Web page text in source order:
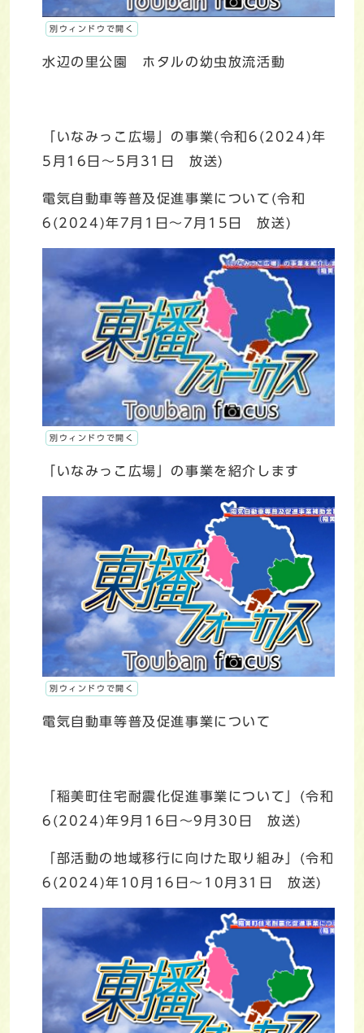
別ウィンドウで開く
水辺の里公園 ホタルの幼虫放流活動
「いなみっこ広場」の事業(令和6(2024)年
5月16日～5月31日 放送)
電気自動車等普及促進事業について(令和
6(2024)年7月1日～7月15日 放送)
別ウィンドウで開く
「いなみっこ広場」の事業を紹介します
別ウィンドウで開く
電気自動車等普及促進事業について
「稲美町住宅耐震化促進事業について」(令和
6(2024)年9月16日～9月30日 放送)
「部活動の地域移行に向けた取り組み」(令和
6(2024)年10月16日～10月31日 放送)